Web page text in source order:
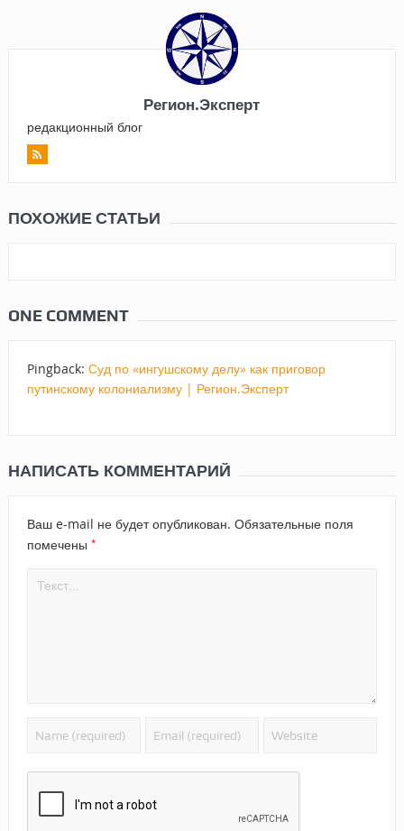
Регион.Эксперт
редакционный блог
ПОХОЖИЕ СТАТЬИ
ONE COMMENT
Pingback: Суд по «ингушскому делу» как приговор
путинскому колониализму | Регион.Эксперт
НАПИСАТЬ КОММЕНТАРИЙ
Ваш e-mail не будет опубликован. Обязательные поля
помечены *